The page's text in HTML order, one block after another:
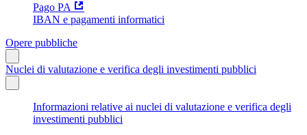
Pago PA
IBAN e pagamenti informatici
Opere pubbliche
Nuclei di valutazione e verifica degli investimenti pubblici
Informazioni relative ai nuclei di valutazione e verifica degli
investimenti pubblici